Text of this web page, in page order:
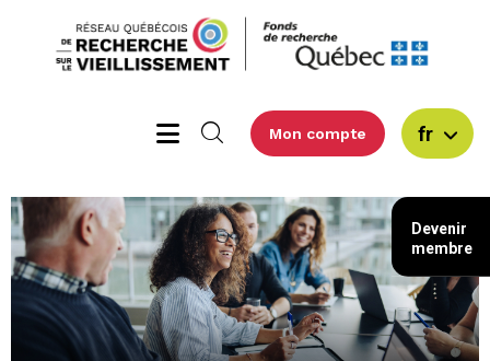
Mon compte fr
Devenir
membre